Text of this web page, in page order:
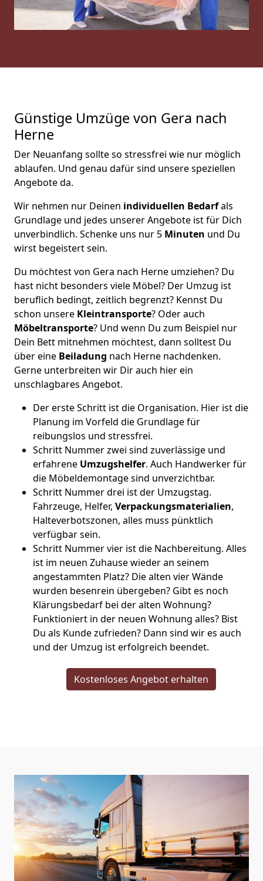
Günstige Umzüge von Gera nach
Herne
Der Neuanfang sollte so stressfrei wie nur möglich
ablaufen. Und genau dafür sind unsere speziellen
Angebote da.
Wir nehmen nur Deinen individuellen Bedarfals
Grundlage und jedes unserer Angebote ist für Dich
unverbindlich. Schenke uns nur 5 Minuten und Du
wirst begeistert sein.
Du möchtest von Gera nach Herne umziehen? Du
hast nicht besonders viele Möbel? Der Umzug ist
beruflich bedingt, zeitlich begrenzt? Kennst Du
schon unsere Kleintransporte? Oder auch
Möbeltransporte? Und wenn Du zum Beispiel nur
Dein Bett mitnehmen möchtest, dann solltest Du
über eine Beiladung nach Herne nachdenken.
Gerne unterbreiten wir Dir auch hier ein
unschlagbares Angebot.
Der erste Schritt ist die Organisation. Hier ist die
Planung im Vorfeld die Grundlage für
reibungslos und stressfrei.
Schritt Nummer zwei sind zuverlässige und
erfahrene Umzugshelfer. Auch Handwerker für
die Möbeldemontage sind unverzichtbar.
Schritt Nummer drei ist der Umzugstag.
Fahrzeuge, Helfer, Verpackungsmaterialien,
Halteverbotszonen, alles muss pünktlich
verfügbar sein.
Schritt Nummer vier ist die Nachbereitung. Alles
ist im neuen Zuhause wieder an seinem
angestammten Platz? Die alten vier Wände
wurden besenrein übergeben? Gibt es noch
Klärungsbedarf bei der alten Wohnung?
Funktioniert in der neuen Wohnung alles? Bist
Du als Kunde zufrieden? Dann sind wir es auch
und der Umzug ist erfolgreich beendet.
Kostenloses Angebot erhalten